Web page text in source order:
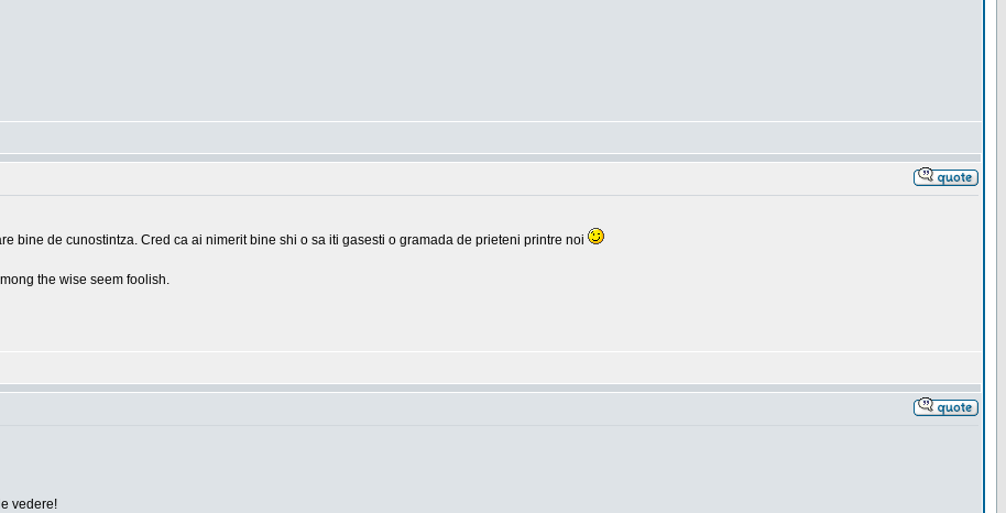
bine de cunostintza. Cred ca ai nimerit bine shi o sa iti gasesti o gramada de prieteni printre noi
the wise seem foolish.
vedere!